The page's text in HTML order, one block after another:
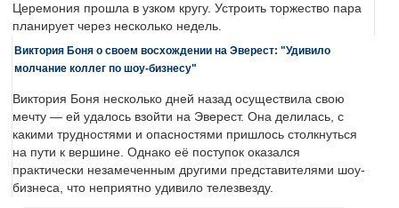
Церемония прошла в узком кругу. Устроить торжество пара
планирует через несколько недель.
Виктория Боня о своем восхождении на Эверест: "Удивило
молчание коллег по шоу-бизнесу"
Виктория Боня несколько дней назад осуществила свою
мечту — ей удалось взойти на Эверест. Она делилась, с
какими трудностями и опасностями пришлось столкнуться
на пути к вершине. Однако её поступок оказался
практически незамеченным другими представителями шоу-
бизнеса, что неприятно удивило телезвезду.